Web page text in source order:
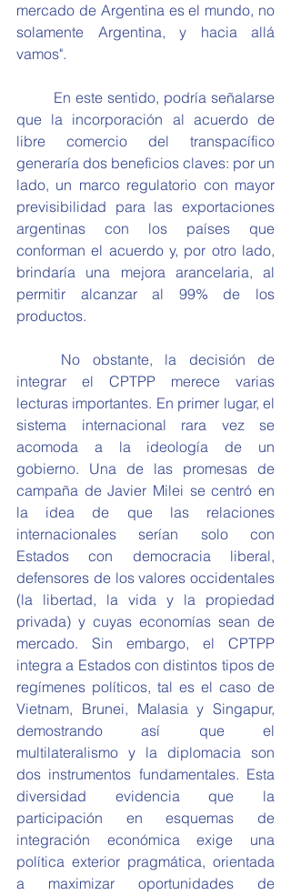
mercado de Argentina es el mundo, no
solamente Argentina, y hacia allá
vamos".
que la incorporación al acuerdo de
libre comercio del transpacífico
generaría dos beneficios claves: por un
lado, un marco regulatorio con mayor
previsibilidad para las exportaciones
argentinas con los países que
conforman el acuerdo y, por otro lado,
brindaría una mejora arancelaria, al
permitir alcanzar al 99% de los
productos.
integrar el CPTPP merece varias
lecturas importantes. En primer lugar, el
sistema internacional rara vez se
acomoda a la ideología de un
gobierno. Una de las promesas de
campaña de Javier Milei se centró en
la idea de que las relaciones
internacionales serían solo con
Estados con democracia liberal,
defensores de los valores occidentales
(la libertad, la vida y la propiedad
privada) y cuyas economías sean de
mercado. Sin embargo, el CPTPP
integra a Estados con distintos tipos de
regímenes políticos, tal es el caso de
Vietnam, Brunei, Malasia y Singapur,
demostrando así que el
multilateralismo y la diplomacia son
dos instrumentos fundamentales. Esta
diversidad evidencia que la
participación en esquemas de
integración económica exige una
política exterior pragmática, orientada
a maximizar oportunidades de